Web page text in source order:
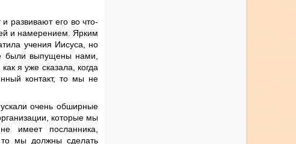
развивают его во что-
и намерением. Ярким
учения Иисуса, но
были выпущены нами,
я уже сказала, когда
контакт, то мы не
очень обширные
которые мы
имеет посланника,
то мы должны сделать